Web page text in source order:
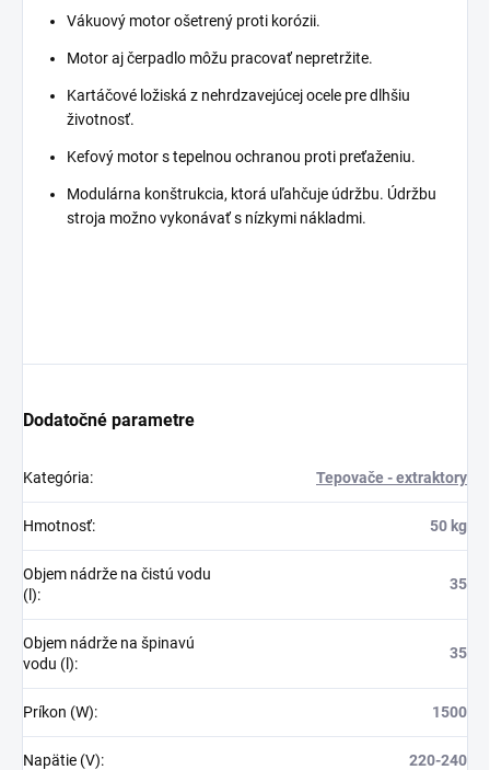
Vákuový motor ošetrený proti korózii.
Motor aj čerpadlo môžu pracovať nepretržite.
Kartáčové ložiská z nehrdzavejúcej ocele pre dlhšiu
životnosť.
Kefový motor s tepelnou ochranou proti preťaženiu.
Modulárna konštrukcia, ktorá uľahčuje údržbu. Údržbu
stroja možno vykonávať s nízkymi nákladmi.
Dodatočné parametre
Kategória: Tepovače - extraktory
Hmotnosť: 50 kg
Objem nádrže na čistú vodu
(l):
35
Objem nádrže na špinavú
vodu (l):
35
Príkon (W): 1500
Napätie (V): 220-240